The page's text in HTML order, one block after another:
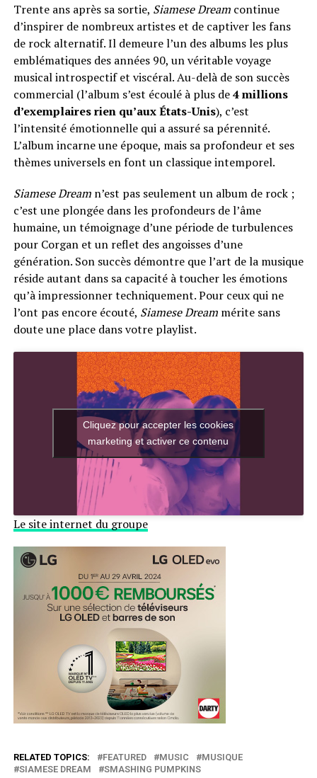
Trente ans après sa sortie, Siamese Dreamcontinue
d’inspirer de nombreux artistes et de captiver les fans
de rock alternatif. Il demeure l’un des albums les plus
emblématiques des années 90, un véritable voyage
musical introspectif et viscéral. Au-delà de son succès
commercial (l’album s’est écoulé à plus de4 millions
d’exemplaires rien qu’aux États-Unis), c’est
l’intensité émotionnelle qui a assuré sa pérennité.
L’album incarne une époque, mais sa profondeur et ses
thèmes universels en font un classique intemporel.
Siamese Dreamn’est pas seulement un album de rock ;
c’est une plongée dans les profondeurs de l’âme
humaine, un témoignage d’une période de turbulences
pour Corgan et un reflet des angoisses d’une
génération. Son succès démontre que l’art de la musique
réside autant dans sa capacité à toucher les émotions
qu’à impressionner techniquement. Pour ceux qui ne
l’ont pas encore écouté, Siamese Dreammérite sans
doute une place dans votre playlist.
Cliquez pour accepter les cookies
marketing et activer ce contenu
Le site internet du groupe
RELATED TOPICS: FEATURED MUSIC
MUSIQUE
SIAMESE DREAM
SMASHING PUMPKINS